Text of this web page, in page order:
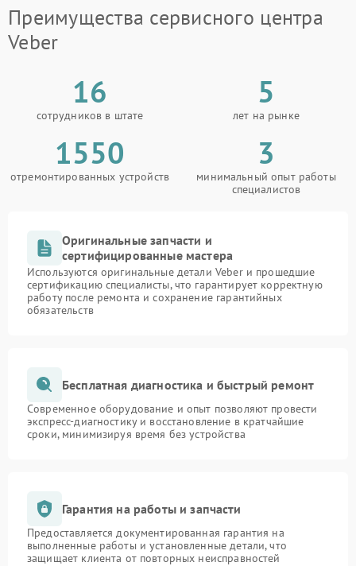
Преимущества сервисного центра
Veber
16
сотрудников в штате
5
лет на рынке
1550
отремонтированных устройств
3
минимальный опыт работы
специалистов
Оригинальные запчасти и
сертифицированные мастера
Используются оригинальные детали Veber и прошедшие
сертификацию специалисты, что гарантирует корректную
работу после ремонта и сохранение гарантийных
обязательств
Бесплатная диагностика и быстрый ремонт
Современное оборудование и опыт позволяют провести
экспресс-диагностику и восстановление в кратчайшие
сроки, минимизируя время без устройства
Гарантия на работы и запчасти
Предоставляется документированная гарантия на
выполненные работы и установленные детали, что
защищает клиента от повторных неисправностей